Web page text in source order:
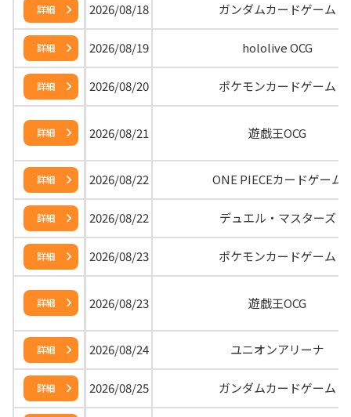
詳細 2026/08/18 ガンダムカードゲーム
詳細 2026/08/19 hololive OCG
詳細 2026/08/20 ポケモンカードゲーム
詳細 2026/08/21 遊戯王OCG
詳細 2026/08/22 ONE PIECEカードゲーム
詳細 2026/08/22 デュエル・マスターズ
詳細 2026/08/23 ポケモンカードゲーム
詳細 2026/08/23 遊戯王OCG
詳細 2026/08/24 ユニオンアリーナ
詳細 2026/08/25 ガンダムカードゲーム